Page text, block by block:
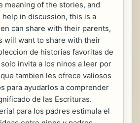
meaning of the stories, and
help in discussion, this is a
can share with their parents,
will want to share with their
de historias favoritas de
invita a los ninos a leer por
tambien les ofrece valiosos
para ayudarlos a comprender
de las Escrituras.
para los padres estimula el